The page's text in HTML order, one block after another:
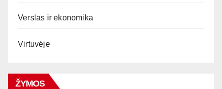
Verslas ir ekonomika
Virtuvėje
ŽYMOS